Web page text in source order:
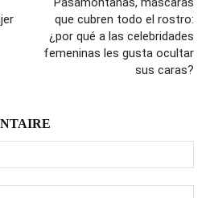
que cubren todo el rostro:
¿por qué a las celebridades
femeninas les gusta ocultar
sus caras?
:*